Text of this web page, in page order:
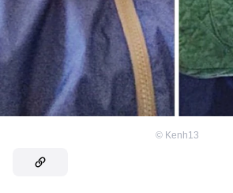
© Kenh13